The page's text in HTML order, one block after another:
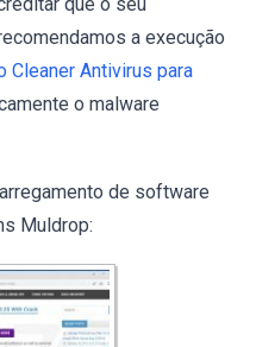
a execução
Cleaner Antivirus para
o malware
de software
Muldrop: